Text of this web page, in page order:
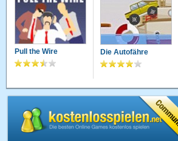
Pull the Wire Die Autofähre